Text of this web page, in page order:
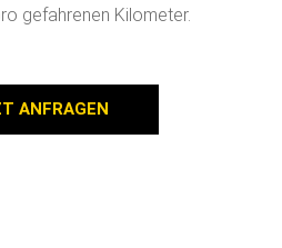
gefahrenen Kilometer.
ANFRAGEN